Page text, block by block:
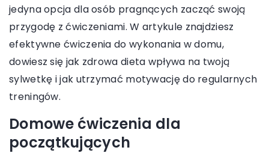
jedyna opcja dla osób pragnących zacząć swoją
przygodę z ćwiczeniami. W artykule znajdziesz
efektywne ćwiczenia do wykonania w domu,
dowiesz się jak zdrowa dieta wpływa na twoją
sylwetkę i jak utrzymać motywację do regularnych
treningów.
Domowe ćwiczenia dla
początkujących